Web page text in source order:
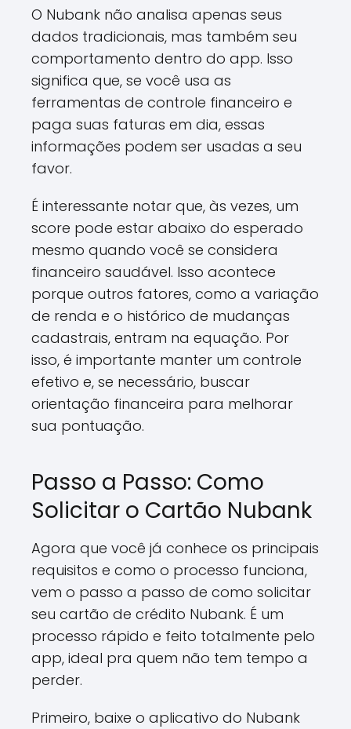
O Nubank não analisa apenas seus
dados tradicionais, mas também seu
comportamento dentro do app. Isso
significa que, se você usa as
ferramentas de controle financeiro e
paga suas faturas em dia, essas
informações podem ser usadas a seu
favor.
É interessante notar que, às vezes, um
score pode estar abaixo do esperado
mesmo quando você se considera
financeiro saudável. Isso acontece
porque outros fatores, como a variação
de renda e o histórico de mudanças
cadastrais, entram na equação. Por
isso, é importante manter um controle
efetivo e, se necessário, buscar
orientação financeira para melhorar
sua pontuação.
Passo a Passo: Como
Solicitar o Cartão Nubank
Agora que você já conhece os principais
requisitos e como o processo funciona,
vem o passo a passo de como solicitar
seu cartão de crédito Nubank. É um
processo rápido e feito totalmente pelo
app, ideal pra quem não tem tempo a
perder.
Primeiro, baixe o aplicativo do Nubank